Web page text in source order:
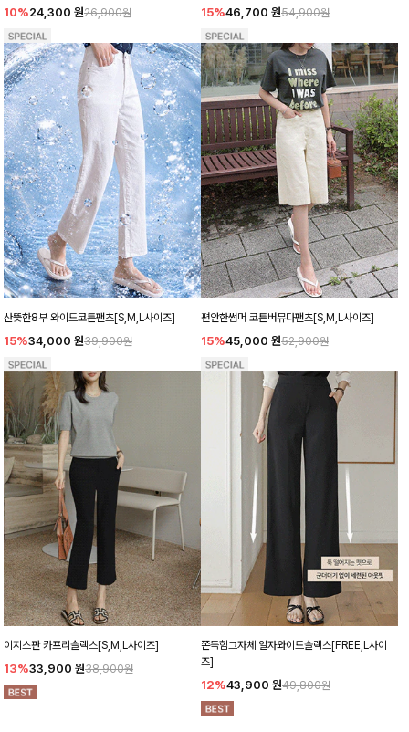
10%24,300 원26,900원 15%46,700 원54,900원
산뜻한8부 와이드코튼팬츠[S,M,L사이즈]
15%34,000 원39,900원
편안한썸머 코튼버뮤다팬츠[S,M,L사이즈]
15%45,000 원52,900원
이지스판 카프리슬랙스[S,M,L사이즈]
13%33,900 원38,900원
쫀득함그자체 일자와이드슬랙스[FREE,L사이
즈]
12%43,900 원49,800원